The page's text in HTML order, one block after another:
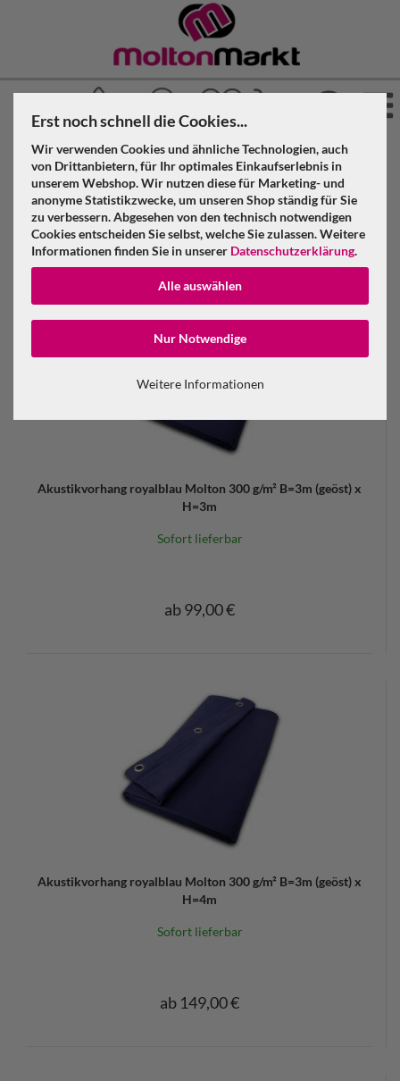
Erst noch schnell die Cookies...
Wir verwenden Cookies und ähnliche Technologien, auch
von Drittanbietern, für Ihr optimales Einkaufserlebnis in
unserem Webshop. Wir nutzen diese für Marketing- und
anonyme Statistikzwecke, um unseren Shop ständig für Sie
zu verbessern. Abgesehen von den technisch notwendigen
Cookies entscheiden Sie selbst, welche Sie zulassen. Weitere
Informationen finden Sie in unserer Datenschutzerklärung.
Alle auswählen
Nur Notwendige
Weitere Informationen
Konto erstellen
Molton Markt » Akustikstoff » Akustikvorhang geöst
Royalblau
Filter
Akustikvorhang royalblau Molton 300 g/m² B=3m (geöst) x
H=3m
Sofort lieferbar
ab 99,00 €
Akustikvorhang royalblau Molton 300 g/m² B=3m (geöst) x
H=4m
Sofort lieferbar
ab 149,00 €